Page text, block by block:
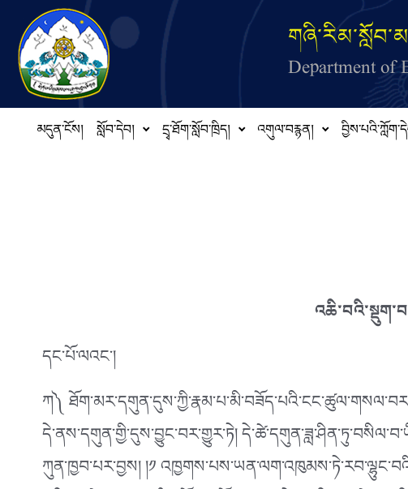
Skip to main content
Department of
མདུན་ངོས། སློབ་དེབ། དྲྭ་ཐོག་སློབ་ཁྲིད། འགུལ་བརྙན།
དང་པོ་ལའང༌།
ཀ༽
དེ་ནས་དགུན་གྱི་དུས་བྱུང་བར་གྱུར་ཏེ།
ཀུན་ཁྱབ་པར་བྱས། །༡